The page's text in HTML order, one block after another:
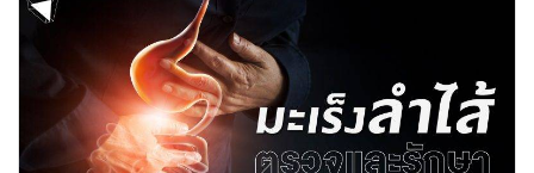
การพึ่งพาเทคโนโลยีที่มากเกินไปก็อาจส่งผลกระทบต่อ
สุขภาพกายและสุขภาพจิตได้เช่นกัน จากรายงานอนาคต
สุขภาพจิต พ.ศ. 2576 ระบุว่าในปี พ.ศ. 2565 คนไทยใช้
เวลาบนอินเทอร์เน็ตเฉลี่ย 7 ชั่วโมง 4 นาทีต่อวัน โดยมี 3
เหตุผลหลัก คือ เพื่อรับบริการทางการแพทย์ เพื่อติดต่อ